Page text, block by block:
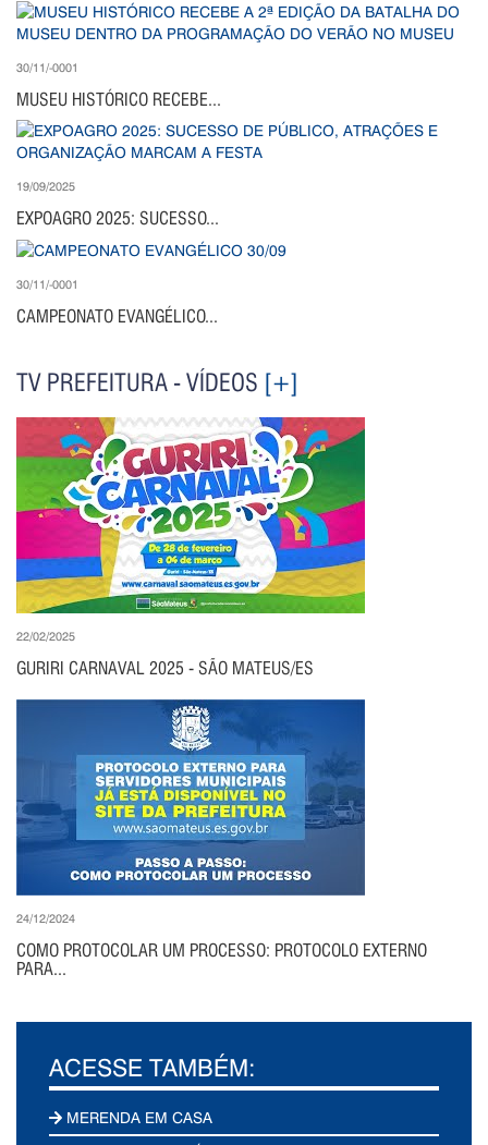
30/11/-0001
MUSEU HISTÓRICO RECEBE...
19/09/2025
EXPOAGRO 2025: SUCESSO...
30/11/-0001
CAMPEONATO EVANGÉLICO...
TV PREFEITURA - VÍDEOS [+]
22/02/2025
GURIRI CARNAVAL 2025 - SÃO MATEUS/ES
24/12/2024
COMO PROTOCOLAR UM PROCESSO: PROTOCOLO EXTERNO
PARA...
ACESSE TAMBÉM:
MERENDA EM CASA